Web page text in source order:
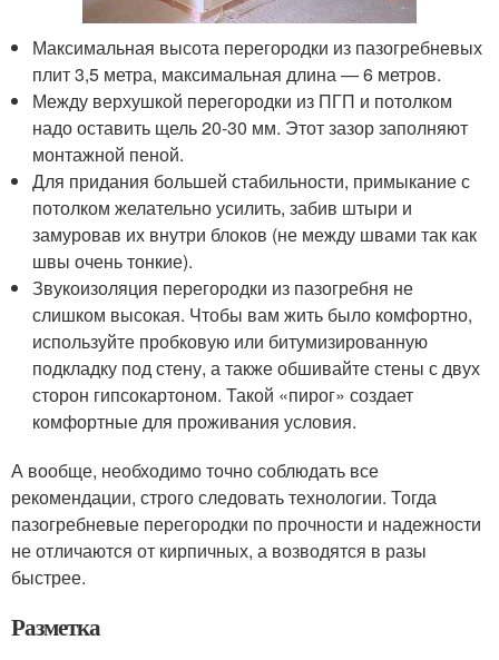
Максимальная высота перегородки из пазогребневых
плит 3,5 метра, максимальная длина — 6 метров.
Между верхушкой перегородки из ПГП и потолком
надо оставить щель 20-30 мм. Этот зазор заполняют
монтажной пеной.
Для придания большей стабильности, примыкание с
потолком желательно усилить, забив штыри и
замуровав их внутри блоков (не между швами так как
швы очень тонкие).
Звукоизоляция перегородки из пазогребня не
слишком высокая. Чтобы вам жить было комфортно,
используйте пробковую или битумизированную
подкладку под стену, а также обшивайте стены с двух
сторон гипсокартоном. Такой «пирог» создает
комфортные для проживания условия.
А вообще, необходимо точно соблюдать все
рекомендации, строго следовать технологии. Тогда
пазогребневые перегородки по прочности и надежности
не отличаются от кирпичных, а возводятся в разы
быстрее.
Разметка